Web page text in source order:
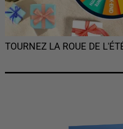
TOURNEZ LA ROUE DE